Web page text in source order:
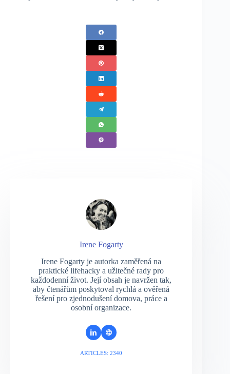
Irene Fogarty
Irene Fogarty je autorka zaměřená na
praktické lifehacky a užitečné rady pro
každodenní život. Její obsah je navržen tak,
aby čtenářům poskytoval rychlá a ověřená
řešení pro zjednodušení domova, práce a
osobní organizace.
ARTICLES: 2340